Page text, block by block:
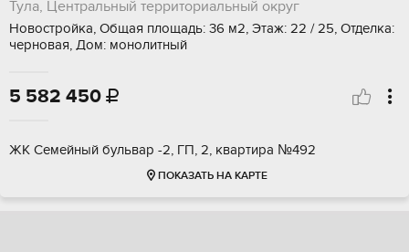
Тула, Центральный территориальный округ
Новостройка, Общая площадь: 36 м2, Этаж: 22 / 25, Отделка:
черновая, Дом: монолитный
5 582 450 
ЖК Семейный бульвар -2, ГП, 2, квартира №492
ПОКАЗАТЬ НА КАРТЕ